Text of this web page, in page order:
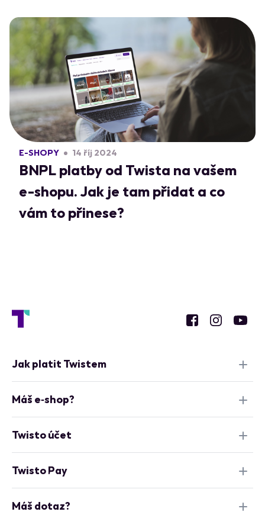
E-SHOPY 14 říj 2024
BNPL platby od Twista na vašem
e-shopu. Jak je tam přidat a co
vám to přinese?
Jak platit Twistem
Máš e‑shop?
Twisto účet
Twisto Pay
Máš dotaz?